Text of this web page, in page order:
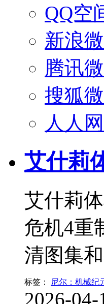
QQ空
新浪
腾讯
搜狐
人人网
艾什莉
艾什莉
危机4重
清图集和
标签： 尼尔：机械纪
2026-